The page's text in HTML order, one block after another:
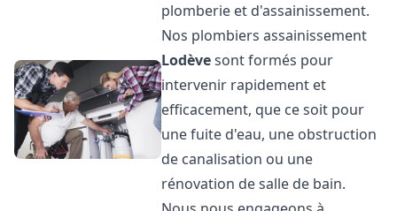
plomberie et d'assainissement.
Nos plombiers assainissement
Lodèvesont formés pour
intervenir rapidement et
efficacement, que ce soit pour
une fuite d'eau, une obstruction
de canalisation ou une
rénovation de salle de bain.